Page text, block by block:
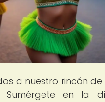
a nuestro rincón de
Sumérgete en la